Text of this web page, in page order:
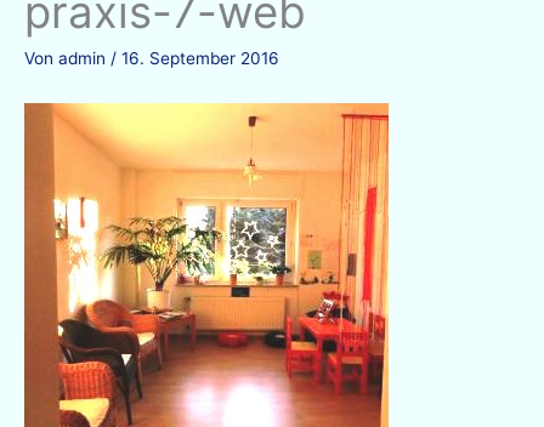
praxis-7-web
Von admin / 16. September 2016